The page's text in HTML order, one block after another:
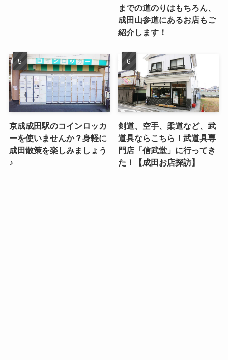
までの道のりはもちろん、
成田山参道にあるお店もご
紹介します！
京成成田駅のコインロッカ
ーを使いませんか？身軽に
成田散策を楽しみましょう
♪
剣道、空手、柔道など、武
道具ならこちら！武道具専
門店「信武堂」に行ってき
た！【成田お店探訪】